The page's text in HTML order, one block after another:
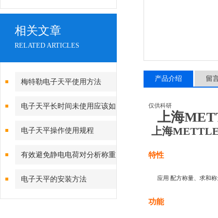
相关文章
RELATED ARTICLES
梅特勒电子天平使用方法
电子天平长时间未使用应该如
何校准
电子天平操作使用规程
有效避免静电电荷对分析称重
的影响
电子天平的安装方法
产品介绍 留
仅供科研
上海
上海
特性
应用 配方称量、求和称
功能